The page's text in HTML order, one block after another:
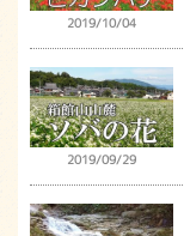
2019/10/04
2019/09/29